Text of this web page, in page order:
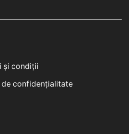
și condiții
de confidențialitate